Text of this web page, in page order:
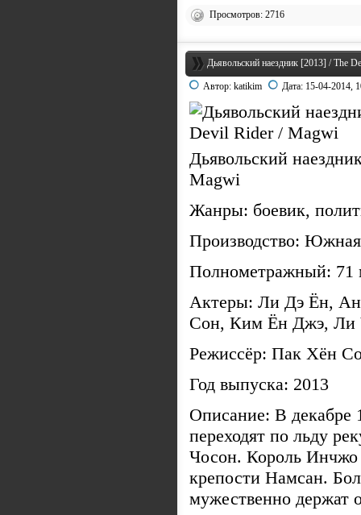
Просмотров: 2716
Дьявольский наездник [2013] / The
Автор: katikim Дата: 15-04-2014,
Дьявольский
Magwi
Жанры: боевик,
Производство:
Полнометражный: 71
Актеры: Ли Дэ Ён,
Сон, Ким Ён Джэ, Ли
Режиссёр: Пак Хён
Год выпуска: 2013
Описание: В декабре
переходят по льду
Чосон. Король Инчжо
крепости Намсан.
мужественно держат